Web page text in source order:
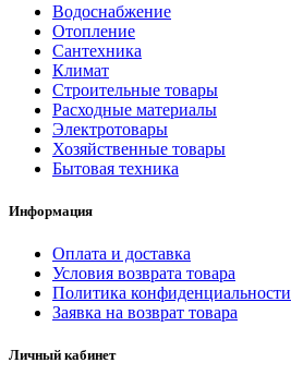
Водоснабжение
Отопление
Сантехника
Климат
Строительные товары
Расходные материалы
Электротовары
Хозяйственные товары
Бытовая техника
Информация
Оплата и доставка
Условия возврата товара
Политика конфиденциальности
Заявка на возврат товара
Личный кабинет